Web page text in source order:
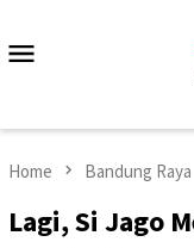
content
Home Bandung Raya
Lagi, Si Jago